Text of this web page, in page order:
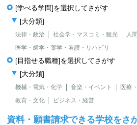
[学べる学問]を選択してさがす
[大分類]
法律・政治 社会学・マスコミ・観光 人
医学・歯学・薬学・看護・リハビリ
[目指せる職種]を選択してさがす
[大分類]
機械・電気・化学 音楽・イベント
医療
教育・文化
ビジネス・経営
資料・願書請求できる学校をさ